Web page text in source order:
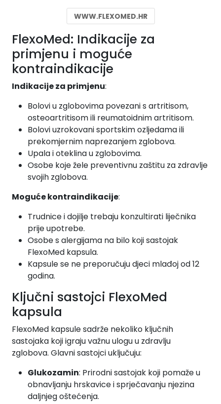
WWW.FLEXOMED.HR
FlexoMed: Indikacije za
primjenu i moguće
kontraindikacije
Indikacije za primjenu:
Bolovi u zglobovima povezani s artritisom,
osteoartritisom ili reumatoidnim artritisom.
Bolovi uzrokovani sportskim ozljedama ili
prekomjernim naprezanjem zglobova.
Upala i oteklina u zglobovima.
Osobe koje žele preventivnu zaštitu za zdravlje
svojih zglobova.
Moguće kontraindikacije:
Trudnice i dojilje trebaju konzultirati liječnika
prije upotrebe.
Osobe s alergijama na bilo koji sastojak
FlexoMed kapsula.
Kapsule se ne preporučuju djeci mlađoj od 12
godina.
Ključni sastojci FlexoMed
kapsula
FlexoMed kapsule sadrže nekoliko ključnih
sastojaka koji igraju važnu ulogu u zdravlju
zglobova. Glavni sastojci uključuju:
Glukozamin: Prirodni sastojak koji pomaže u
obnavljanju hrskavice i sprječavanju njezina
daljnjeg oštećenja.